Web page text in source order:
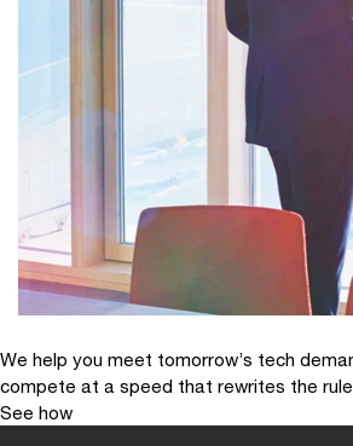
We help you meet tomorrow’s tech
compete at a speed that rewrites the
See how